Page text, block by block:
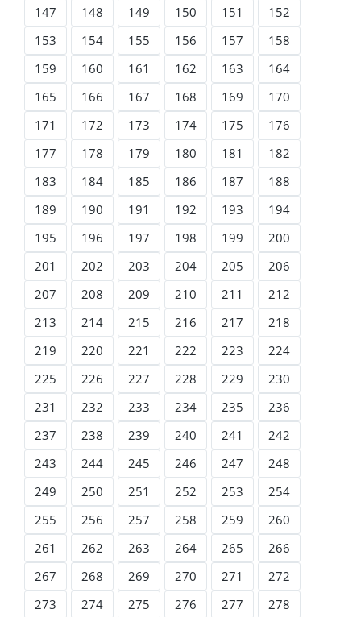
147
148 149 150 151
152
153
154 155 156 157
158
159
160 161 162 163
164
165
166 167 168 169
170
171
172 173 174 175
176
177
178 179 180 181
182
183
184 185 186 187
188
189
190 191 192 193
194
195
196 197 198 199
200
201
202 203 204 205
206
207
208 209 210 211
212
213
214 215 216 217
218
219
220 221 222 223
224
225
226 227 228 229
230
231
232 233 234 235
236
237
238 239 240 241
242
243
244 245 246 247
248
249
250 251 252 253
254
255
256 257 258 259
260
261
262 263 264 265
266
267
268 269 270 271
272
273
274 275 276 277
278